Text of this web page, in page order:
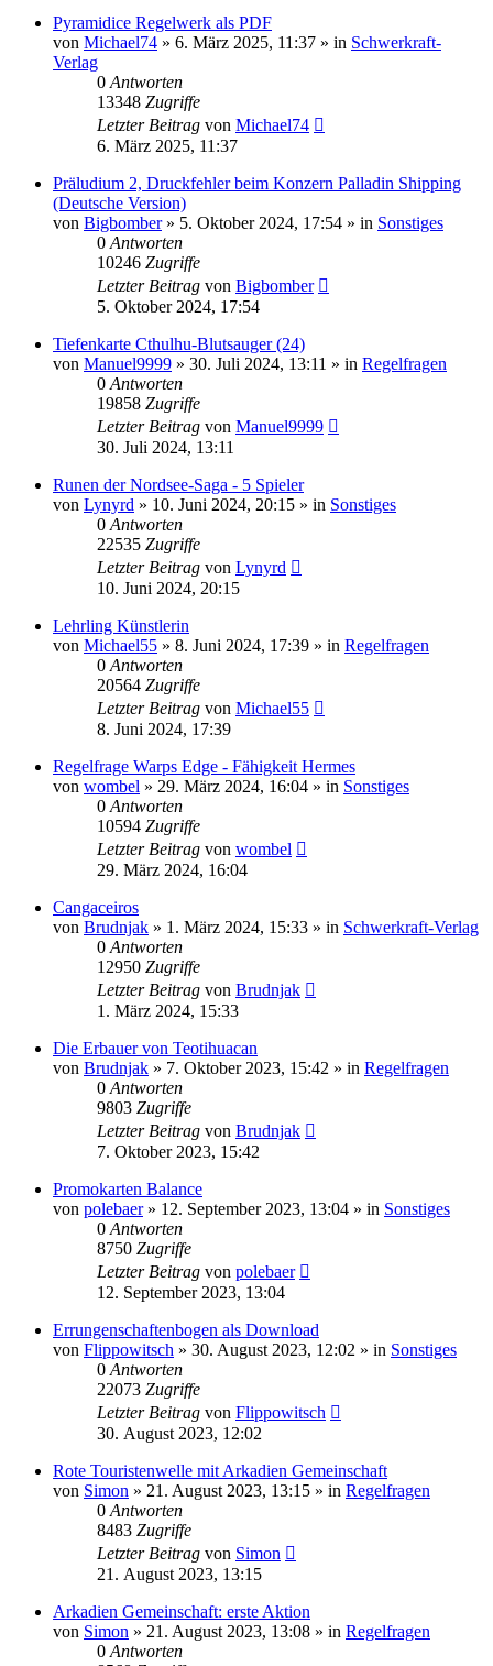
Pyramidice Regelwerk als PDF
von Michael74 » 6. März 2025, 11:37 » in Schwerkraft-
Verlag
0 Antworten
13348 Zugriffe
Letzter Beitrag von Michael74
6. März 2025, 11:37
Präludium 2, Druckfehler beim Konzern Palladin Shipping
(Deutsche Version)
von Bigbomber» 5. Oktober 2024, 17:54 » in Sonstiges
0 Antworten
10246 Zugriffe
Letzter Beitrag von Bigbomber
5. Oktober 2024, 17:54
Tiefenkarte Cthulhu-Blutsauger (24)
von Manuel9999 » 30. Juli 2024, 13:11 » in Regelfragen
0 Antworten
19858 Zugriffe
Letzter Beitrag von Manuel9999
30. Juli 2024, 13:11
Runen der Nordsee-Saga - 5 Spieler
von Lynyrd » 10. Juni 2024, 20:15 » in Sonstiges
0 Antworten
22535 Zugriffe
Letzter Beitrag von Lynyrd
10. Juni 2024, 20:15
Lehrling Künstlerin
von Michael55 » 8. Juni 2024, 17:39 » in Regelfragen
0 Antworten
20564 Zugriffe
Letzter Beitrag von Michael55
8. Juni 2024, 17:39
Regelfrage Warps Edge - Fähigkeit Hermes
von wombel » 29. März 2024, 16:04 » in Sonstiges
0 Antworten
10594 Zugriffe
Letzter Beitrag von wombel
29. März 2024, 16:04
Cangaceiros
von Brudnjak » 1. März 2024, 15:33 » in Schwerkraft-Verlag
0 Antworten
12950 Zugriffe
Letzter Beitrag von Brudnjak
1. März 2024, 15:33
Die Erbauer von Teotihuacan
von Brudnjak » 7. Oktober 2023, 15:42 » in Regelfragen
0 Antworten
9803 Zugriffe
Letzter Beitrag von Brudnjak
7. Oktober 2023, 15:42
Promokarten Balance
von polebaer» 12. September 2023, 13:04 » in Sonstiges
0 Antworten
8750 Zugriffe
Letzter Beitrag von polebaer
12. September 2023, 13:04
Errungenschaftenbogen als Download
von Flippowitsch » 30. August 2023, 12:02 » in Sonstiges
0 Antworten
22073 Zugriffe
Letzter Beitrag von Flippowitsch
30. August 2023, 12:02
Rote Touristenwelle mit Arkadien Gemeinschaft
von Simon » 21. August 2023, 13:15 » in Regelfragen
0 Antworten
8483 Zugriffe
Letzter Beitrag von Simon
21. August 2023, 13:15
Arkadien Gemeinschaft: erste Aktion
von Simon » 21. August 2023, 13:08 » in Regelfragen
0 Antworten